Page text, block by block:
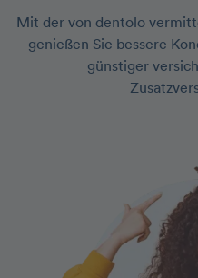
Mit der von dentolo
genießen Sie bessere
günstiger